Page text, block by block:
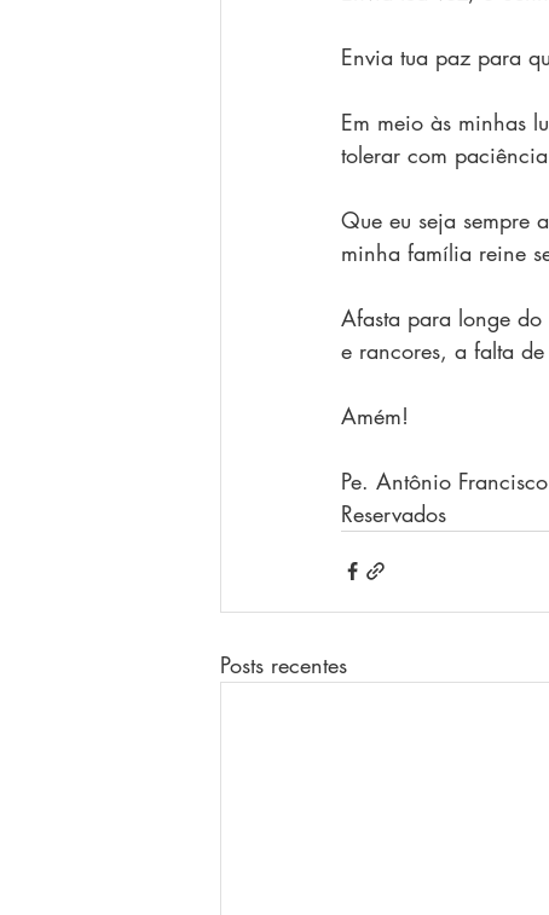
Envia tua paz para
Em meio às minhas
tolerar com
Que eu seja sempre
minha família reine
Afasta para longe do
e rancores, a falta
Amém!
Pe. Antônio
Reservados
Posts recentes